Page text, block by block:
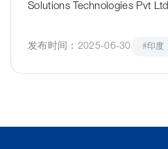
Solutions Technologies Pvt Ltd
发布时间：2025-06-30 #印度